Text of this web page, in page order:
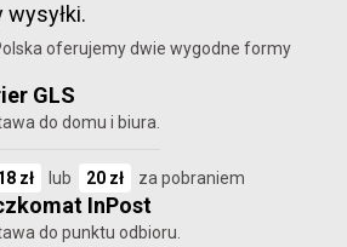
oferujemy dwie wygodne formy
GLS
do domu i biura.
zł lub 20 zł za pobraniem
InPost
do punktu odbioru.